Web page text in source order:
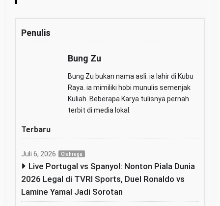
Penulis
Bung Zu
Bung Zu bukan nama asli. ia lahir di Kubu
Raya. ia mimiliki hobi munulis semenjak
Kuliah. Beberapa Karya tulisnya pernah
terbit di media lokal.
Terbaru
Juli 6, 2026 Olahraga
Live Portugal vs Spanyol: Nonton Piala Dunia
2026 Legal di TVRI Sports, Duel Ronaldo vs
Lamine Yamal Jadi Sorotan